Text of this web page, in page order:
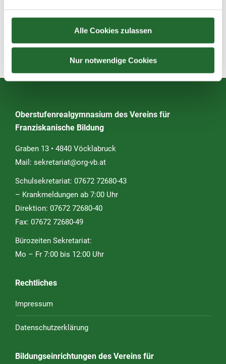
Alle Cookies zulassen
Nur notwendige Cookies
Wir wünschen unseren
Absolvent*innen viel Erfolg für
ihre Zukunft!
Gemeinsame Wege - neue
Perspektiven
Oberstufenrealgymnasium des Vereins für
Franziskanische Bildung
Graben 13 • 4840 Vöcklabruck
Mail: sekretariat@org-vb.at
Schulsekretariat: 07672 72680-43
– Krankmeldungen ab 7:00 Uhr
Direktion: 07672 72680-40
Fax: 07672 72680-49
Bürozeiten Sekretariat:
Mo – Fr 7:00 bis 12:00 Uhr
Rechtliches
Impressum
Datenschutzerklärung
Bildungseinrichtungen des Vereins für